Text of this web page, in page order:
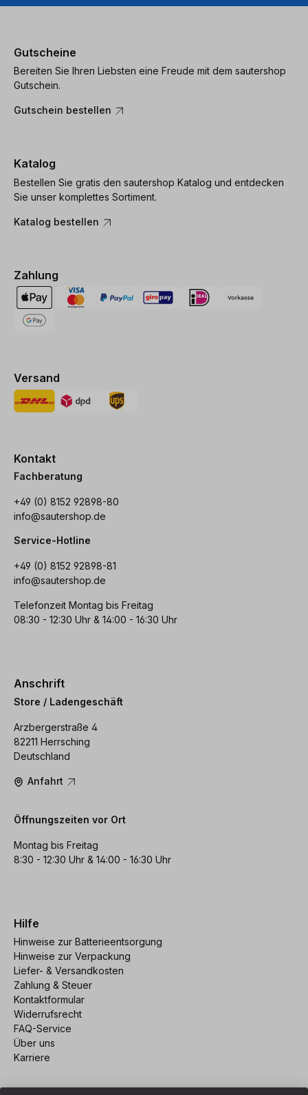
Gutscheine
Bereiten Sie Ihren Liebsten eine Freude mit dem sautershop
Gutschein.
Gutschein bestellen
Katalog
Bestellen Sie gratis den sautershop Katalog und entdecken
Sie unser komplettes Sortiment.
Katalog bestellen
Zahlung
Versand
Kontakt
Fachberatung
+49 (0) 8152 92898-80
info@sautershop.de
Service-Hotline
+49 (0) 8152 92898-81
info@sautershop.de
Telefonzeit Montag bis Freitag
08:30 - 12:30 Uhr & 14:00 - 16:30 Uhr
Anschrift
Store / Ladengeschäft
Arzbergerstraße 4
82211 Herrsching
Deutschland
Anfahrt
Öffnungszeiten vor Ort
Montag bis Freitag
8:30 - 12:30 Uhr & 14:00 - 16:30 Uhr
Hilfe
Hinweise zur Batterieentsorgung
Hinweise zur Verpackung
Liefer- & Versandkosten
Zahlung & Steuer
Kontaktformular
Widerrufsrecht
FAQ-Service
Über uns
Karriere